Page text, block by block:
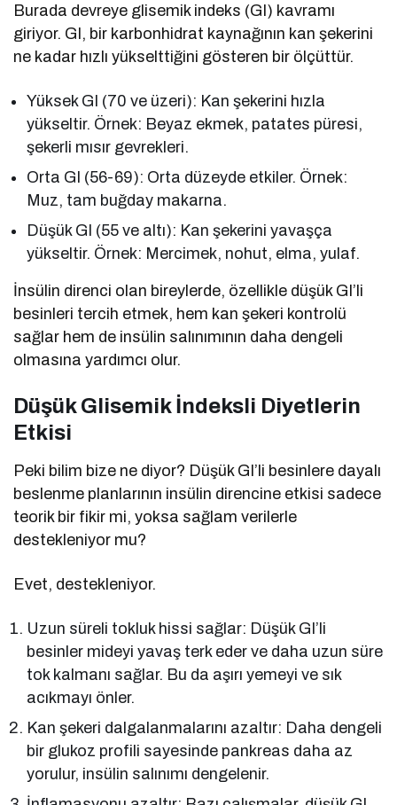
Burada devreye glisemik indeks (GI) kavramı
giriyor. GI, bir karbonhidrat kaynağının kan şekerini
ne kadar hızlı yükselttiğini gösteren bir ölçüttür.
Yüksek GI (70 ve üzeri): Kan şekerini hızla
yükseltir. Örnek: Beyaz ekmek, patates püresi,
şekerli mısır gevrekleri.
Orta GI (56-69): Orta düzeyde etkiler. Örnek:
Muz, tam buğday makarna.
Düşük GI (55 ve altı): Kan şekerini yavaşça
yükseltir. Örnek: Mercimek, nohut, elma, yulaf.
İnsülin direnci olan bireylerde, özellikle düşük GI’li
besinleri tercih etmek, hem kan şekeri kontrolü
sağlar hem de insülin salınımının daha dengeli
olmasına yardımcı olur.
Düşük Glisemik İndeksli Diyetlerin
Etkisi
Peki bilim bize ne diyor? Düşük GI’li besinlere dayalı
beslenme planlarının insülin direncine etkisi sadece
teorik bir fikir mi, yoksa sağlam verilerle
destekleniyor mu?
Evet, destekleniyor.
Uzun süreli tokluk hissi sağlar: Düşük GI’li
besinler mideyi yavaş terk eder ve daha uzun süre
tok kalmanı sağlar. Bu da aşırı yemeyi ve sık
acıkmayı önler.
Kan şekeri dalgalanmalarını azaltır: Daha dengeli
bir glukoz profili sayesinde pankreas daha az
yorulur, insülin salınımı dengelenir.